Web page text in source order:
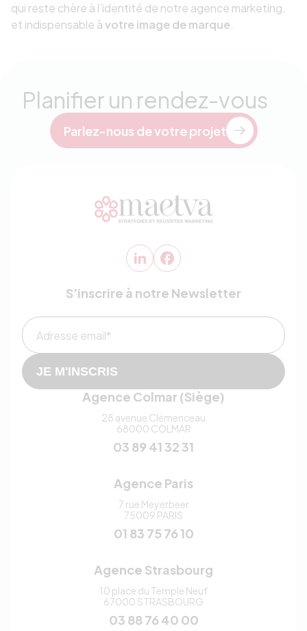
qui reste chère à l’identité de notre agence marketing,
et indispensable àvotre image de marque
Planifier un rendez-vous
Parlez-nous de votre projet
S’inscrire à notre Newsletter
Adresse email*
JE M'INSCRIS
Agence Colmar (Siège)
28 avenue Clémenceau
68000 COLMAR
03 89 41 32 31
Agence Paris
7 rue Meyerbeer
75009 PARIS
01 83 75 76 10
Agence Strasbourg
10 place du Temple Neuf
67000 STRASBOURG
03 88 76 40 00